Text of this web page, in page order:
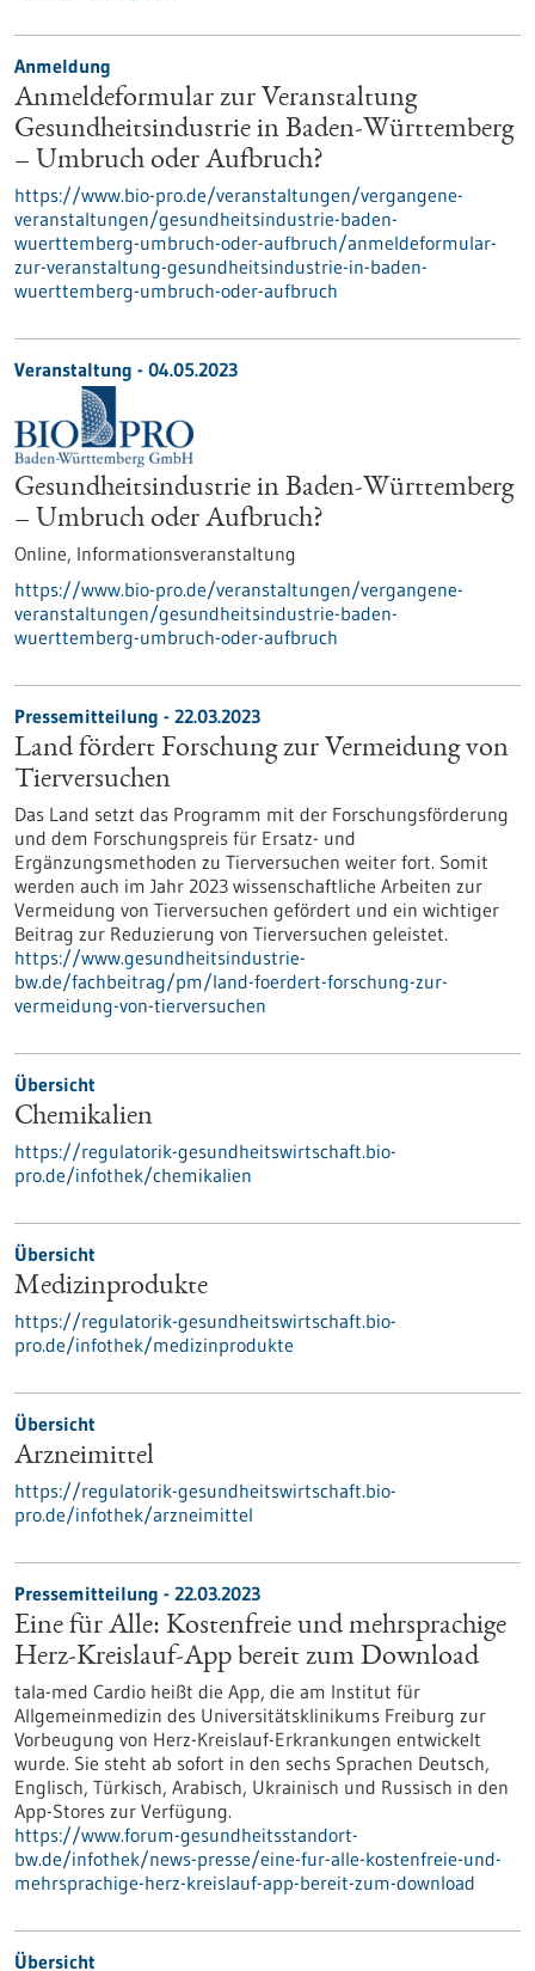
Anmeldung
Anmeldeformular zur Veranstaltung
Gesundheitsindustrie in Baden-Württemberg
– Umbruch oder Aufbruch?
https://www.bio-pro.de/veranstaltungen/vergangene-
veranstaltungen/gesundheitsindustrie-baden-
wuerttemberg-umbruch-oder-aufbruch/anmeldeformular-
zur-veranstaltung-gesundheitsindustrie-in-baden-
wuerttemberg-umbruch-oder-aufbruch
Veranstaltung - 04.05.2023
Gesundheitsindustrie in Baden-Württemberg
– Umbruch oder Aufbruch?
Online, Informationsveranstaltung
https://www.bio-pro.de/veranstaltungen/vergangene-
veranstaltungen/gesundheitsindustrie-baden-
wuerttemberg-umbruch-oder-aufbruch
Pressemitteilung - 22.03.2023
Land fördert Forschung zur Vermeidung von
Tierversuchen
Das Land setzt das Programm mit der Forschungsförderung
und dem Forschungspreis für Ersatz- und
Ergänzungsmethoden zu Tierversuchen weiter fort. Somit
werden auch im Jahr 2023 wissenschaftliche Arbeiten zur
Vermeidung von Tierversuchen gefördert und ein wichtiger
Beitrag zur Reduzierung von Tierversuchen geleistet.
https://www.gesundheitsindustrie-
bw.de/fachbeitrag/pm/land-foerdert-forschung-zur-
vermeidung-von-tierversuchen
Übersicht
Chemikalien
https://regulatorik-gesundheitswirtschaft.bio-
pro.de/infothek/chemikalien
Übersicht
Medizinprodukte
https://regulatorik-gesundheitswirtschaft.bio-
pro.de/infothek/medizinprodukte
Übersicht
Arzneimittel
https://regulatorik-gesundheitswirtschaft.bio-
pro.de/infothek/arzneimittel
Pressemitteilung - 22.03.2023
Eine für Alle: Kostenfreie und mehrsprachige
Herz-Kreislauf-App bereit zum Download
tala-med Cardio heißt die App, die am Institut für
Allgemeinmedizin des Universitätsklinikums Freiburg zur
Vorbeugung von Herz-Kreislauf-Erkrankungen entwickelt
wurde. Sie steht ab sofort in den sechs Sprachen Deutsch,
Englisch, Türkisch, Arabisch, Ukrainisch und Russisch in den
App-Stores zur Verfügung.
https://www.forum-gesundheitsstandort-
bw.de/infothek/news-presse/eine-fur-alle-kostenfreie-und-
mehrsprachige-herz-kreislauf-app-bereit-zum-download
Übersicht